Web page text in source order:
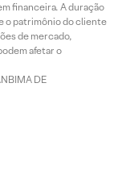
financeira. A duração
o patrimônio do cliente
de mercado,
afetar o
DE